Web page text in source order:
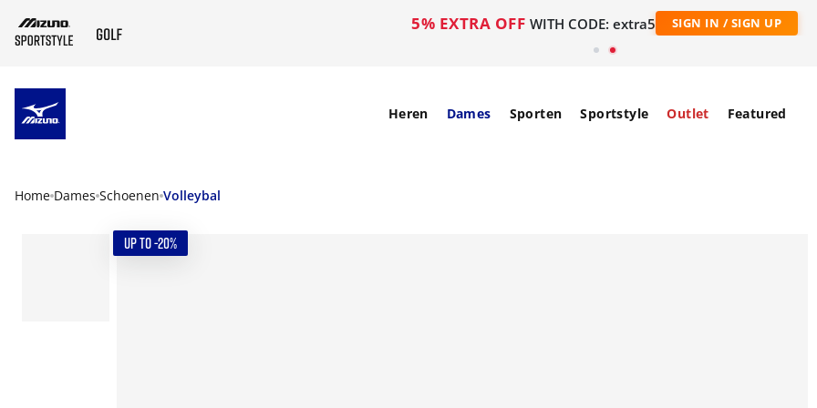
5% EXTRA OFF WITH CODE: extra5 SIGN IN / SIGN UP
Heren Dames Sporten Sportstyle Outlet Featured
Home Dames Schoenen Volleybal
UP TO -20%